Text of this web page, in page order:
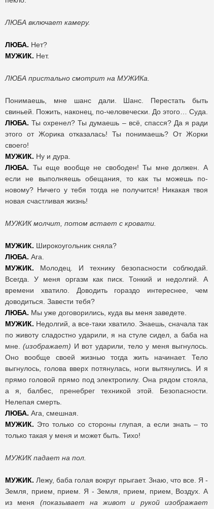
ЛЮБА включает камеру.
ЛЮБА. Нет?
МУЖИК. Нет.
ЛЮБА пристально смотрит на МУЖИКа.
Понимаешь, мне шанс дали. Шанс. Перестать быть
свиньей. Пожить, наконец, по-человечески. До этого… Суда.
ЛЮБА. Ты охренел? Ты думаешь – всё, спасся? Да я ради
этого от Жорика отказалась! Ты понимаешь? От Жорки
своего!
МУЖИК. Ну и дура.
ЛЮБА. Ты еще вообще не свободен! Ты мне должен. А
если не выполняешь обещания, то как ты можешь по-
новому? Ничего у тебя тогда не получится! Никакая твоя
новая счастливая жизнь!
МУЖИК молчит, потом встает с кровати.
МУЖИК. Широкоугольник сняла?
ЛЮБА. Ага.
МУЖИК. Молодец. И технику безопасности соблюдай.
Всегда. У меня оргазм как писк. Тонкий и недолгий. А
времени хватило. Доводить гораздо интереснее, чем
доводиться. Завести тебя?
ЛЮБА. Мы уже договорились, куда вы меня заведете.
МУЖИК. Недолгий, а все-таки хватило. Знаешь, сначала так
по животу сладостно ударили, я на стуле сидел, а баба на
мне.(изображает) И вот ударили, тело у меня выгнулось.
Оно вообще своей жизнью тогда жить начинает. Тело
выгнулось, голова вверх потянулась, ноги вытянулись. И я
прямо головой прямо под электропилу. Она рядом стояла,
а я, балбес, пренебрег техникой этой. Безопасности.
Нелепая смерть.
ЛЮБА. Ага, смешная.
МУЖИК. Это только со стороны глупая, а если знать – то
только такая у меня и может быть. Тихо!
МУЖИК падает на пол.
МУЖИК. Лежу, баба голая вокруг прыгает. Знаю, что все. Я -
Земля, прием, прием. Я - Земля, прием, прием, Воздух. А
из меня (показывает на живот и рукой изображает